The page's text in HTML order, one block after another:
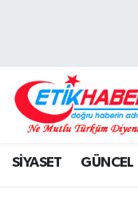
SİYASET GÜNCEL
DIŞ POLİTİKA
Hava Durumu